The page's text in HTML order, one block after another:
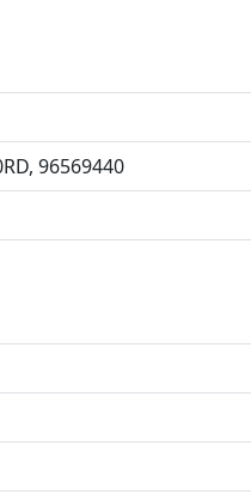
96569440